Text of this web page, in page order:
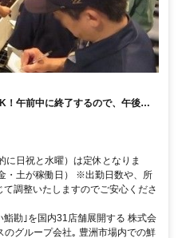
！午前中に終了するので、午後の
日祝と水曜）は定休となりま
・土が稼働日） ※出勤日数や、所
調整いたしますのでご安心くださ
勘｣を国内31店舗展開する 株式会
グループ会社｡ 豊洲市場内での鮮